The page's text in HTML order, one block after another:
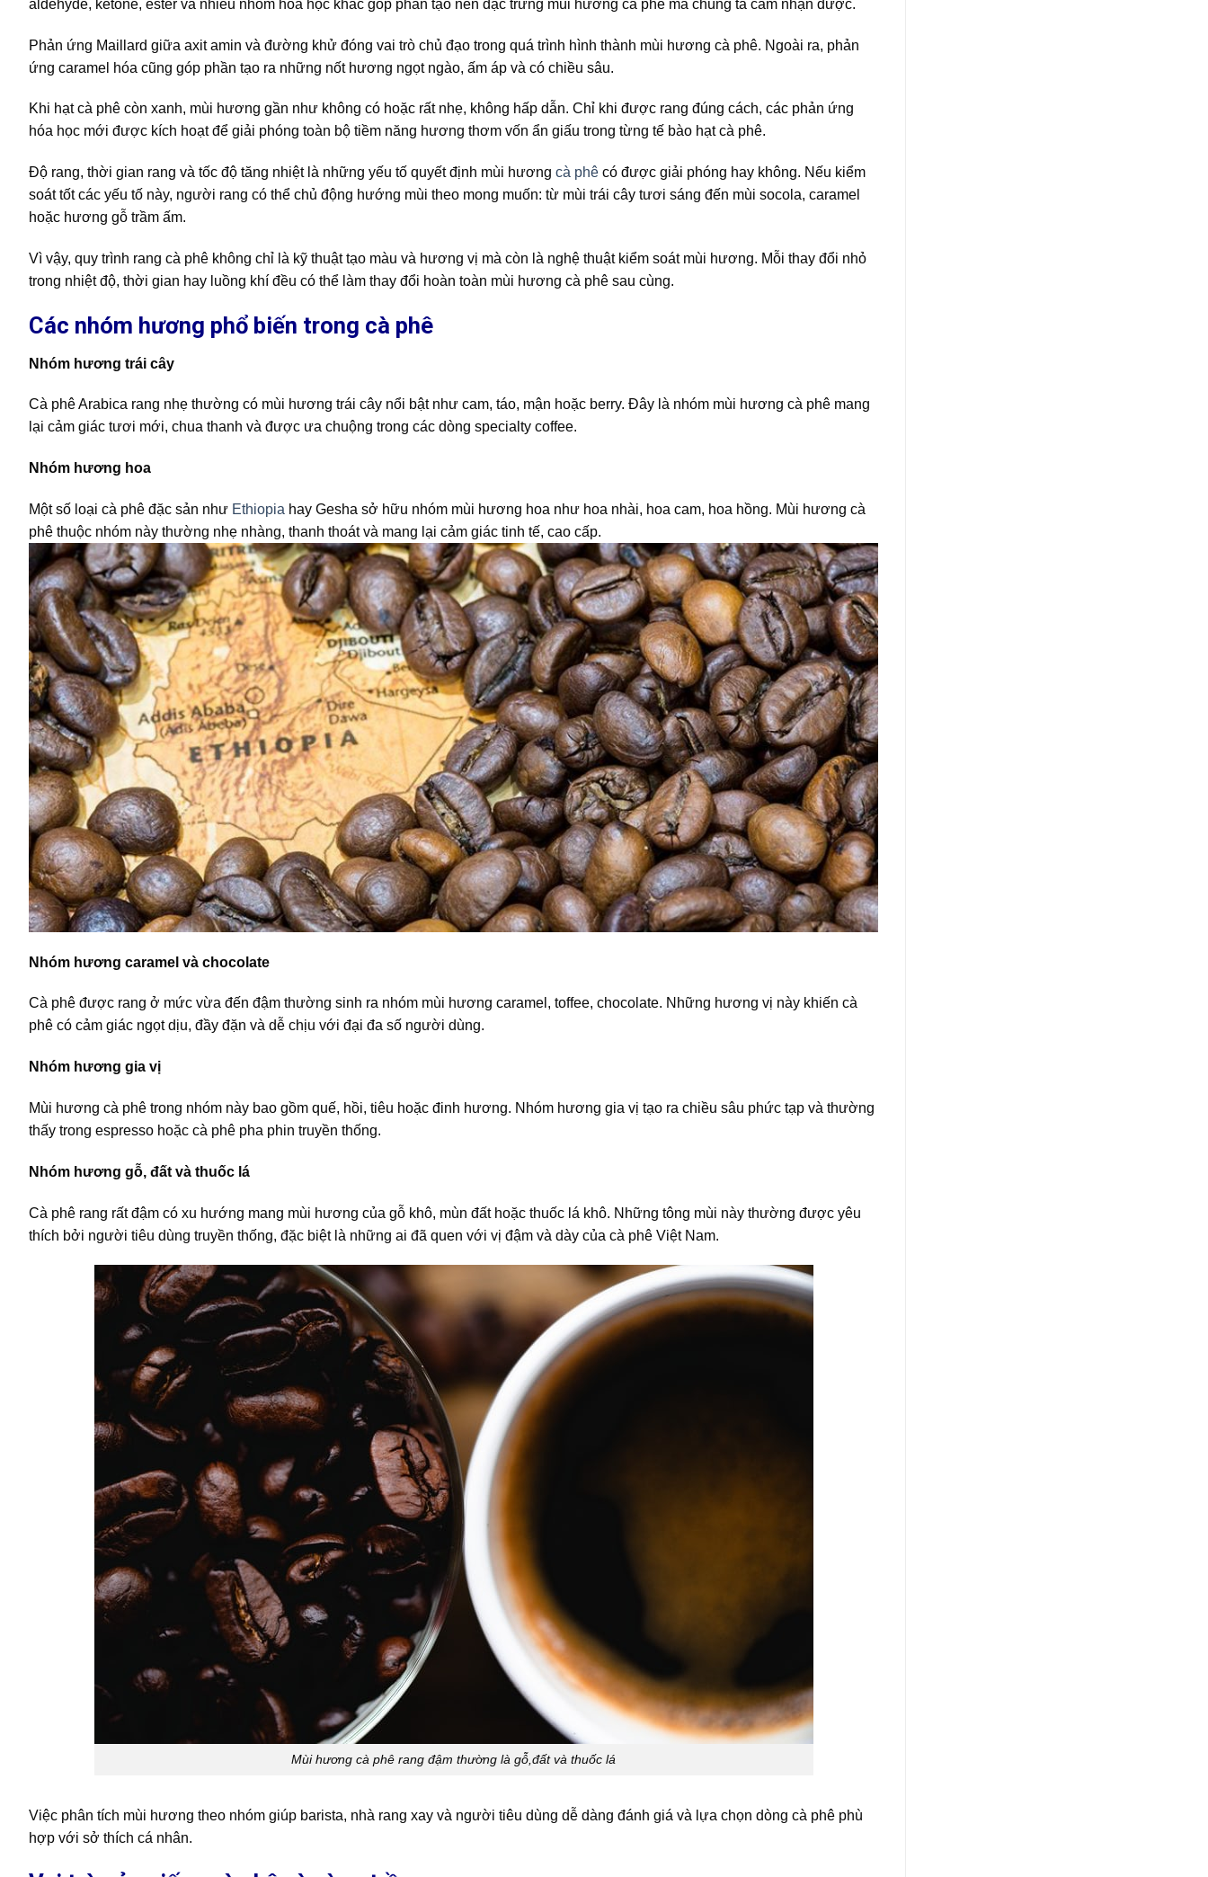
aldehyde, ketone, ester và nhiều nhóm hóa học khác góp phần tạo nên đặc trưng mùi hương cà phê mà chúng ta cảm nhận được.
Phản ứng Maillard giữa axit amin và đường khử đóng vai trò chủ đạo trong quá trình hình thành mùi hương cà phê. Ngoài ra, phản
ứng caramel hóa cũng góp phần tạo ra những nốt hương ngọt ngào, ấm áp và có chiều sâu.
Khi hạt cà phê còn xanh, mùi hương gần như không có hoặc rất nhẹ, không hấp dẫn. Chỉ khi được rang đúng cách, các phản ứng
hóa học mới được kích hoạt để giải phóng toàn bộ tiềm năng hương thơm vốn ẩn giấu trong từng tế bào hạt cà phê.
Độ rang, thời gian rang và tốc độ tăng nhiệt là những yếu tố quyết định mùi hương cà phê có được giải phóng hay không. Nếu kiểm
soát tốt các yếu tố này, người rang có thể chủ động hướng mùi theo mong muốn: từ mùi trái cây tươi sáng đến mùi socola, caramel
hoặc hương gỗ trầm ấm.
Vì vậy, quy trình rang cà phê không chỉ là kỹ thuật tạo màu và hương vị mà còn là nghệ thuật kiểm soát mùi hương. Mỗi thay đổi nhỏ
trong nhiệt độ, thời gian hay luồng khí đều có thể làm thay đổi hoàn toàn mùi hương cà phê sau cùng.
Các nhóm hương phổ biến trong cà phê
Nhóm hương trái cây
Cà phê Arabica rang nhẹ thường có mùi hương trái cây nổi bật như cam, táo, mận hoặc berry. Đây là nhóm mùi hương cà phê mang
lại cảm giác tươi mới, chua thanh và được ưa chuộng trong các dòng specialty coffee.
Nhóm hương hoa
Một số loại cà phê đặc sản như Ethiopia hay Gesha sở hữu nhóm mùi hương hoa như hoa nhài, hoa cam, hoa hồng. Mùi hương cà
phê thuộc nhóm này thường nhẹ nhàng, thanh thoát và mang lại cảm giác tinh tế, cao cấp.
Nhóm hương caramel và chocolate
Cà phê được rang ở mức vừa đến đậm thường sinh ra nhóm mùi hương caramel, toffee, chocolate. Những hương vị này khiến cà
phê có cảm giác ngọt dịu, đầy đặn và dễ chịu với đại đa số người dùng.
Nhóm hương gia vị
Mùi hương cà phê trong nhóm này bao gồm quế, hồi, tiêu hoặc đinh hương. Nhóm hương gia vị tạo ra chiều sâu phức tạp và thường
thấy trong espresso hoặc cà phê pha phin truyền thống.
Nhóm hương gỗ, đất và thuốc lá
Cà phê rang rất đậm có xu hướng mang mùi hương của gỗ khô, mùn đất hoặc thuốc lá khô. Những tông mùi này thường được yêu
thích bởi người tiêu dùng truyền thống, đặc biệt là những ai đã quen với vị đậm và dày của cà phê Việt Nam.
Mùi hương cà phê rang đậm thường là gỗ,đất và thuốc lá
Việc phân tích mùi hương theo nhóm giúp barista, nhà rang xay và người tiêu dùng dễ dàng đánh giá và lựa chọn dòng cà phê phù
hợp với sở thích cá nhân.